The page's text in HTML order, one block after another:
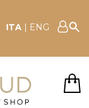
ITA | ENG